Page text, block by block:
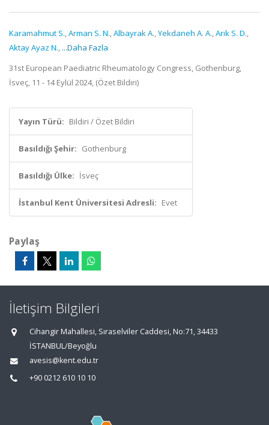
Karamahmut S.,Arman S. N.,Albayrak A.,Yekdaneh A. A.,Arık S. D.,
Aktay Ayaz N., ...Daha Fazla
31st European Paediatric Rheumatology Congress, Gothenburg,
İsveç, 11 - 14 Eylül 2024, (Özet Bildiri)
Yayın Türü: Bildiri / Özet Bildiri
Basıldığı Şehir: Gothenburg
Basıldığı Ülke: İsveç
İstanbul Kent Üniversitesi Adresli: Evet
Paylaş
İletişim Bilgileri
Cihangir Mahallesi, Sıraselviler Caddesi, No:71, 34433
İSTANBUL/Beyoğlu
avesis@kent.edu.tr
+90 0212 610 10 10